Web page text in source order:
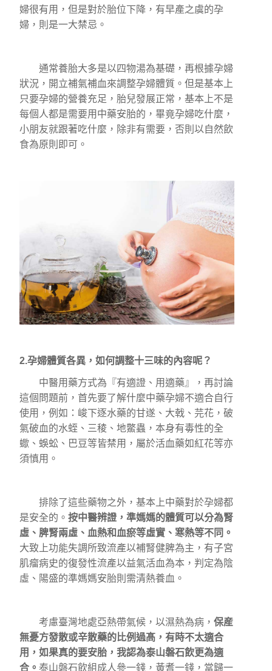
婦很有用，但是對於胎位下降，有早產之虞的孕
婦，則是一大禁忌。
通常養胎大多是以四物湯為基礎，再根據孕婦
狀況，開立補氣補血來調整孕婦體質。但是基本上
只要孕婦的營養充足，胎兒發展正常，基本上不是
每個人都是需要用中藥安胎的，畢竟孕婦吃什麼，
小朋友就跟著吃什麼，除非有需要，否則以自然飲
食為原則即可。
2.孕婦體質各異，如何調整十三味的內容呢？
中醫用藥方式為『有適證、用適藥』，再討論
這個問題前，首先要了解什麼中藥孕婦不適合自行
使用，例如：峻下逐水藥的甘遂、大戟、芫花，破
氣破血的水蛭、三稜、地鱉蟲，本身有毒性的全
蠍、蜈蚣、巴豆等皆禁用，屬於活血藥如紅花等亦
須慎用。
排除了這些藥物之外，基本上中藥對於孕婦都
是安全的。 按中醫辨證，準媽媽的體質可以分為腎
虛、脾腎兩虛、血熱和血瘀等虛實、寒熱等不同。
大致上功能失調所致流產以補腎健脾為主，有子宮
肌瘤病史的復發性流產以益氣活血為本，判定為陰
虛、陽盛的準媽媽安胎則需清熱養血。
考慮臺灣地處亞熱帶氣候，以濕熱為病， 保産
無憂方發散或辛散藥的比例過髙，有時不太適合
用，如果真的要安胎，我認為泰山磐石飲更為適
合。 泰山磐石飲組成人參一錢，黃耆一錢，當歸一